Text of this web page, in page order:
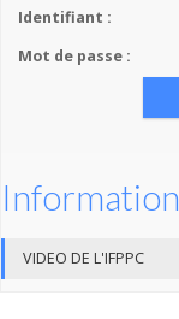
Identifiant :
Mot de passe :
Information
VIDEO DE L'IFPPC